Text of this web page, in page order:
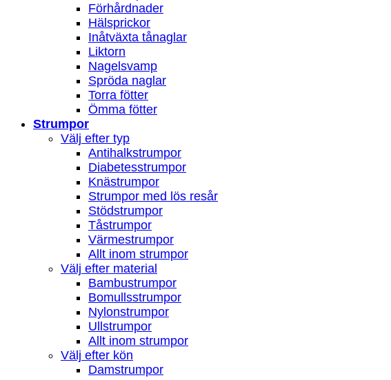
Förhårdnader
Hälsprickor
Inåtväxta tånaglar
Liktorn
Nagelsvamp
Spröda naglar
Torra fötter
Ömma fötter
Strumpor
Välj efter typ
Antihalkstrumpor
Diabetesstrumpor
Knästrumpor
Strumpor med lös resår
Stödstrumpor
Tåstrumpor
Värmestrumpor
Allt inom strumpor
Välj efter material
Bambustrumpor
Bomullsstrumpor
Nylonstrumpor
Ullstrumpor
Allt inom strumpor
Välj efter kön
Damstrumpor